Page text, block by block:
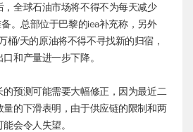
全球石油市场将不得不为每天减少
。总部位于巴黎的iea补充称，另外
桶/天的原油将不得不寻找新的归宿，
和产量进一步下降。
的预测可能需要大幅修正，因为最近二
的下滑表明，由于供应链的限制和两
会令人失望。